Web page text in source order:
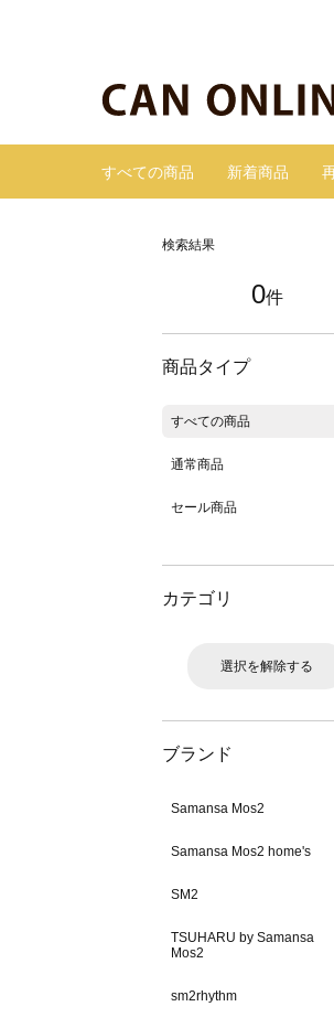
すべての商品 新着商品
検索結果
0件
商品タイプ
すべての商品
通常商品
セール商品
カテゴリ
選択を解除する
ブランド
Samansa Mos2
Samansa Mos2 home's
SM2
TSUHARU by Samansa
Mos2
sm2rhythm